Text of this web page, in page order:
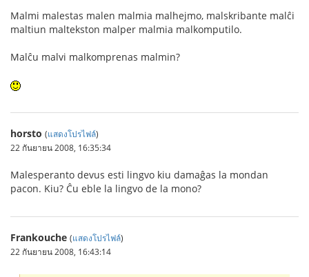
Malmi malestas malen malmia malhejmo, malskribante malĉi
maltiun maltekston malper malmia malkomputilo.
Malĉu malvi malkomprenas malmin?
horsto (แสดงโปรไฟล์)
22 กันยายน 2008, 16:35:34
Malesperanto devus esti lingvo kiu damaĝas la mondan
pacon. Kiu? Ĉu eble la lingvo de la mono?
Frankouche (แสดงโปรไฟล์)
22 กันยายน 2008, 16:43:14